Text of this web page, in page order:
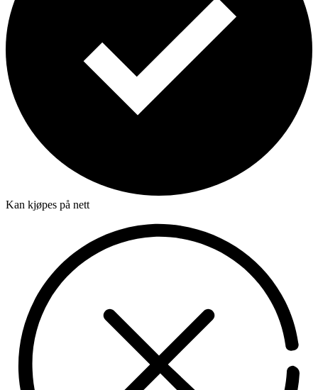
Kan kjøpes på nett